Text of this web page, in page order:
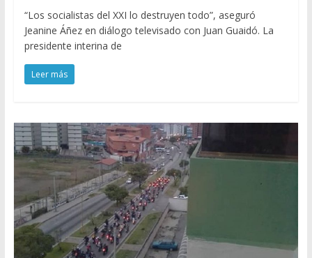
“Los socialistas del XXI lo destruyen todo”, aseguró
Jeanine Áñez en diálogo televisado con Juan Guaidó. La
presidente interina de
Leer más